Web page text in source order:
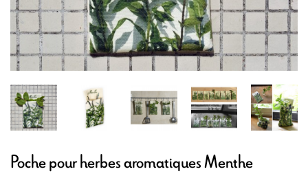
Poche pour herbes aromatiques Menthe